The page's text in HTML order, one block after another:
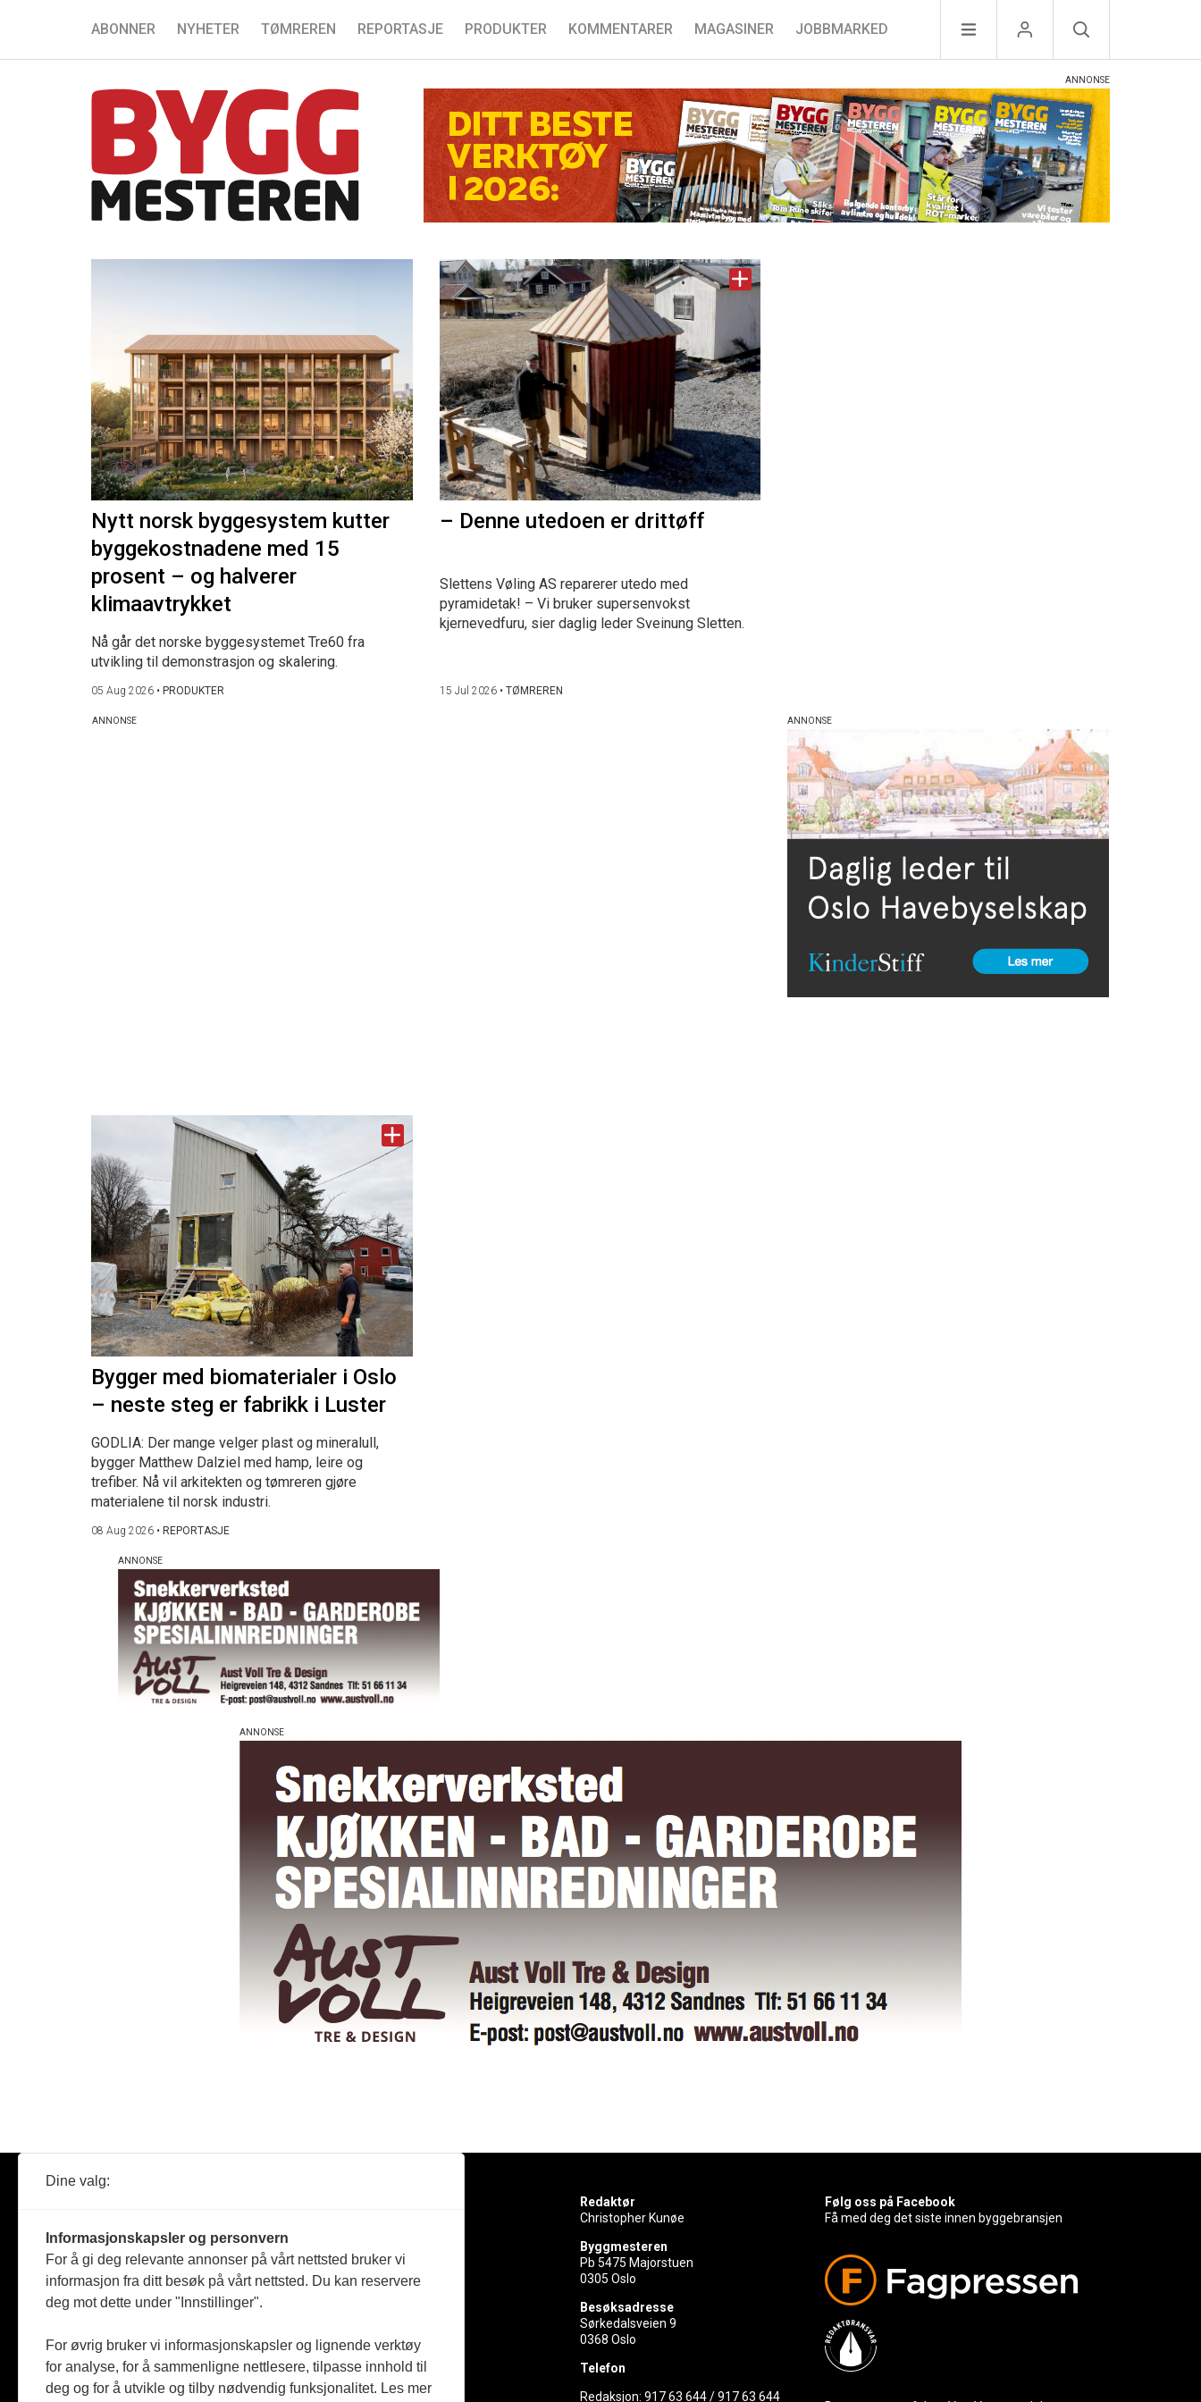
ABONNER NYHETER TØMREREN REPORTASJE PRODUKTER KOMMENTARER MAGASINER JOBBMARKED
Nytt norsk byggesystem kutter
byggekostnadene med 15
prosent – og halverer
klimaavtrykket
Nå går det norske byggesystemet Tre60 fra
utvikling til demonstrasjon og skalering.
05 Aug 2026 • PRODUKTER
– Denne utedoen er drittøff
Slettens Vøling AS reparerer utedo med
pyramidetak! – Vi bruker supersenvokst
kjernevedfuru, sier daglig leder Sveinung Sletten.
15 Jul 2026• TØMREREN
Bygger med biomaterialer i Oslo
– neste steg er fabrikk i Luster
GODLIA: Der mange velger plast og mineralull,
bygger Matthew Dalziel med hamp, leire og
trefiber. Nå vil arkitekten og tømreren gjøre
materialene til norsk industri.
08 Aug 2026 • REPORTASJE
Reportasje
Produkter
Jobbmarked
Redaktør
Christopher Kunøe
Byggmesteren
Pb 5475 Majorstuen
0305 Oslo
Besøksadresse
Sørkedalsveien 9
0368 Oslo
Telefon
Redaksjon:917 63 644/917 63 644
Følg oss på Facebook
Få med deg det siste innen byggebransjen
Dine valg:
Informasjonskapsler og personvern
For å gi deg relevante annonser på vårt nettsted bruker vi
informasjon fra ditt besøk på vårt nettsted. Du kan reservere
deg mot dette under "Innstillinger".
For øvrig bruker vi informasjonskapsler og lignende verktøy
for analyse, for å sammenligne nettlesere, tilpasse innhold til
deg og for å utvikle og tilby nødvendig funksjonalitet. Les mer